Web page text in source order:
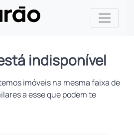
indisponível
imóveis na mesma faixa de
a esse que podem te